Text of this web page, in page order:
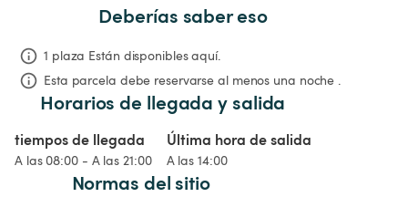
Deberías saber eso
1 plaza Están disponibles aquí.
Esta parcela debe reservarse al menos una noche .
Horarios de llegada y salida
tiempos de llegada
A las 08:00 - A las 21:00
Última hora de salida
A las 14:00
Normas del sitio